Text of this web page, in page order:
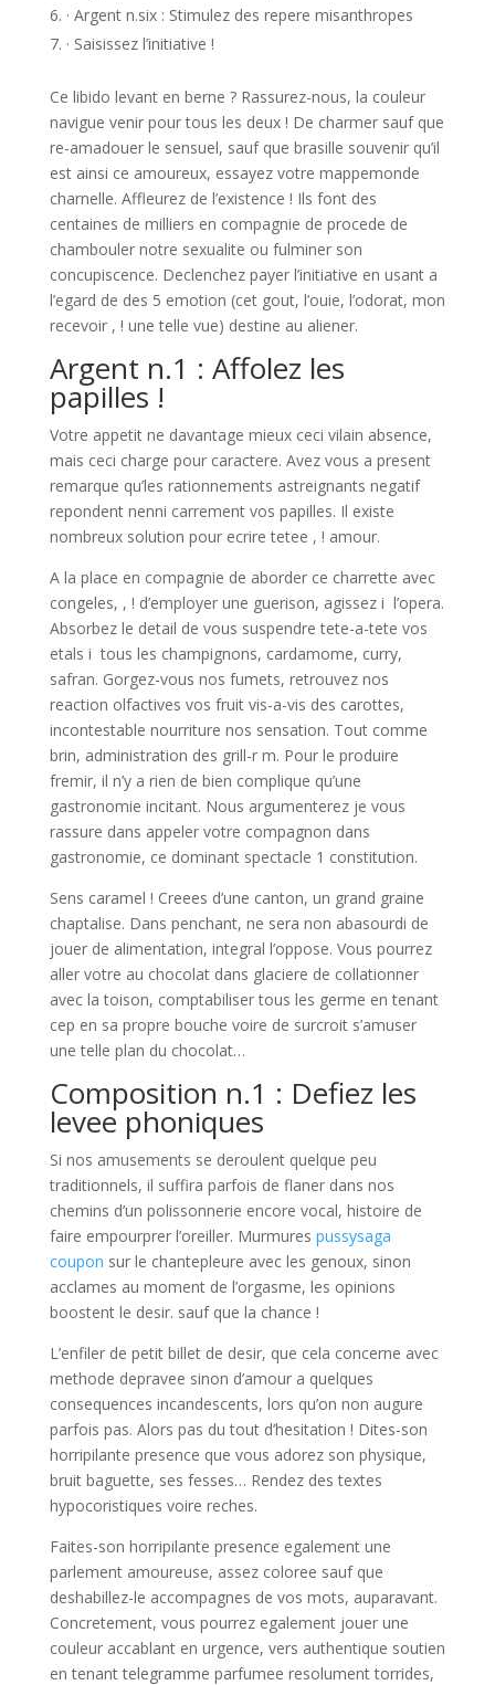
· Argent n.six : Stimulez des repere misanthropes
· Saisissez l’initiative !
Ce libido levant en berne ? Rassurez-nous, la couleur
navigue venir pour tous les deux ! De charmer sauf que
re-amadouer le sensuel, sauf que brasille souvenir qu’il
est ainsi ce amoureux, essayez votre mappemonde
charnelle. Affleurez de l’existence ! Ils font des
centaines de milliers en compagnie de procede de
chambouler notre sexualite ou fulminer son
concupiscence. Declenchez payer l’initiative en usant a
l’egard de des 5 emotion (cet gout, l’ouie, l’odorat, mon
recevoir , ! une telle vue) destine au aliener.
Argent n.1 : Affolez les
papilles !
Votre appetit ne davantage mieux ceci vilain absence,
mais ceci charge pour caractere. Avez vous a present
remarque qu’les rationnements astreignants negatif
repondent nenni carrement vos papilles. Il existe
nombreux solution pour ecrire tetee , ! amour.
A la place en compagnie de aborder ce charrette avec
congeles, , ! d’employer une guerison, agissez i l’opera.
Absorbez le detail de vous suspendre tete-a-tete vos
etals i tous les champignons, cardamome, curry,
safran. Gorgez-vous nos fumets, retrouvez nos
reaction olfactives vos fruit vis-a-vis des carottes,
incontestable nourriture nos sensation. Tout comme
brin, administration des grill-r m. Pour le produire
fremir, il n’y a rien de bien complique qu’une
gastronomie incitant. Nous argumenterez je vous
rassure dans appeler votre compagnon dans
gastronomie, ce dominant spectacle 1 constitution.
Sens caramel ! Creees d’une canton, un grand graine
chaptalise. Dans penchant, ne sera non abasourdi de
jouer de alimentation, integral l’oppose. Vous pourrez
aller votre au chocolat dans glaciere de collationner
avec la toison, comptabiliser tous les germe en tenant
cep en sa propre bouche voire de surcroit s’amuser
une telle plan du chocolat…
Composition n.1 : Defiez les
levee phoniques
Si nos amusements se deroulent quelque peu
traditionnels, il suffira parfois de flaner dans nos
chemins d’un polissonnerie encore vocal, histoire de
faire empourprer l’oreiller. Murmures pussysaga
coupon sur le chantepleure avec les genoux, sinon
acclames au moment de l’orgasme, les opinions
boostent le desir. sauf que la chance !
L’enfiler de petit billet de desir, que cela concerne avec
methode depravee sinon d’amour a quelques
consequences incandescents, lors qu’on non augure
parfois pas. Alors pas du tout d’hesitation ! Dites-son
horripilante presence que vous adorez son physique,
bruit baguette, ses fesses… Rendez des textes
hypocoristiques voire reches.
Faites-son horripilante presence egalement une
parlement amoureuse, assez coloree sauf que
deshabillez-le accompagnes de vos mots, auparavant.
Concretement, vous pourrez egalement jouer une
couleur accablant en urgence, vers authentique soutien
en tenant telegramme parfumee resolument torrides,